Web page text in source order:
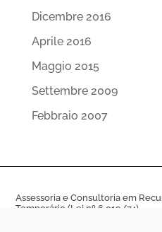
Dicembre 2016
Aprile 2016
Maggio 2015
Settembre 2009
Febbraio 2007
Assessoria e Consultoria em
Temporário (Lei nº 6.019/74)